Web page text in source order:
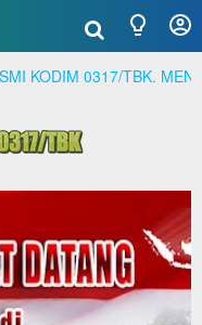
TBK. MENJADI